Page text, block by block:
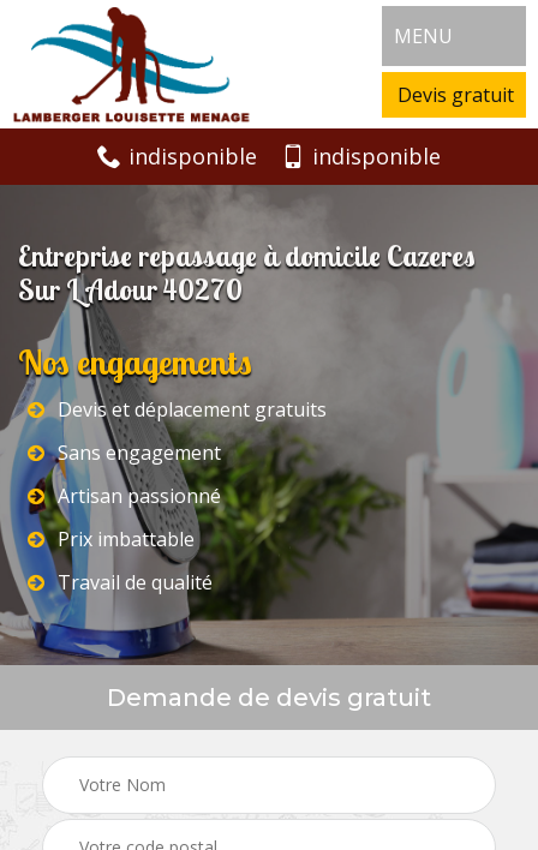
MENU
Devis gratuit
indisponible indisponible
Entreprise repassage à domicile Cazeres
Sur L Adour 40270
Nos engagements
Devis et déplacement gratuits
Sans engagement
Artisan passionné
Prix imbattable
Travail de qualité
Demande de devis gratuit